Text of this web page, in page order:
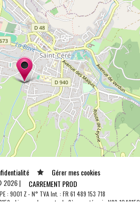
Gérer mes cookies
2026 |
CARREMENT PROD
: 9001 Z - N° TVA Int. : FR 61 489 153 718
- Licence de spectacle 3ème catégorie N°3-1048152